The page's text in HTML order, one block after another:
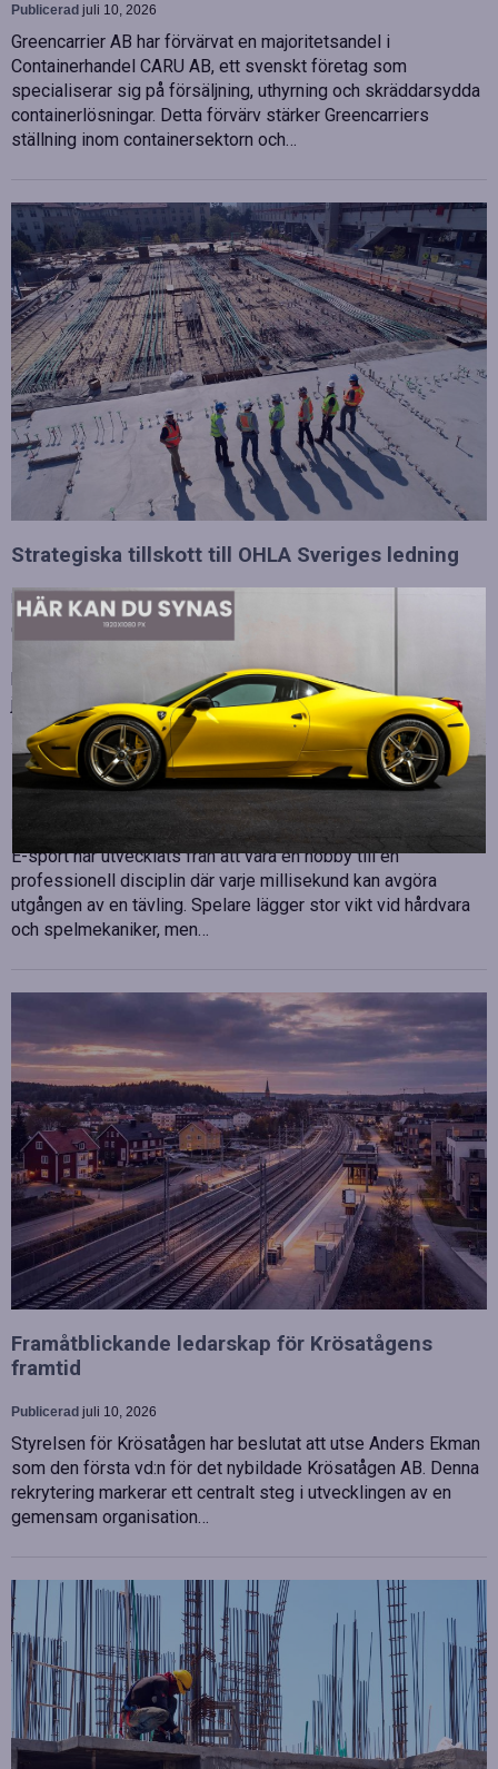
Publicerad juli 10, 2026
Greencarrier AB har förvärvat en majoritetsandel i
Containerhandel CARU AB, ett svenskt företag som
specialiserar sig på försäljning, uthyrning och skräddarsydda
containerlösningar. Detta förvärv stärker Greencarriers
ställning inom containersektorn och…
Strategiska tillskott till OHLA Sveriges ledning
Publicerad juli 10, 2026
OHLA Sverige stärker sin ledningsgrupp genom att anställa
biträdande ekonomichef. Båda började sina nya tjänster den 1
juni 2026 och kommer att…
Betydelsen av snabb internetanslutning för e-
sport
E-sport har utvecklats från att vara en hobby till en
professionell disciplin där varje millisekund kan avgöra
utgången av en tävling. Spelare lägger stor vikt vid hårdvara
och spelmekaniker, men…
Framåtblickande ledarskap för Krösatågens
framtid
Publicerad juli 10, 2026
Styrelsen för Krösatågen har beslutat att utse Anders Ekman
som den första vd:n för det nybildade Krösatågen AB. Denna
rekrytering markerar ett centralt steg i utvecklingen av en
gemensam organisation…